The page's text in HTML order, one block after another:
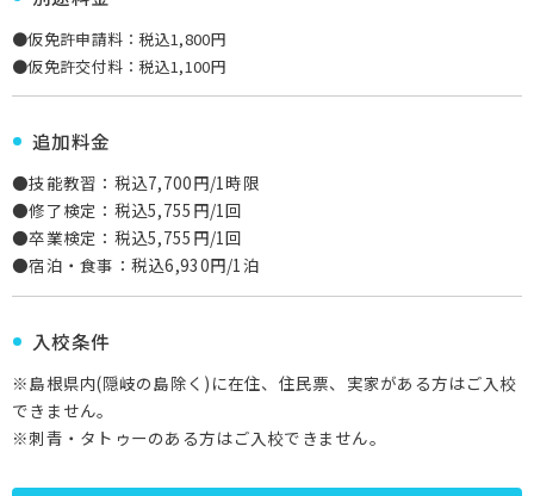
●仮免許申請料：税込1,800円
●仮免許交付料：税込1,100円
追加料金
●技能教習：税込7,700円/1時限
●修了検定：税込5,755円/1回
●卒業検定：税込5,755円/1回
●宿泊・食事：税込6,930円/1泊
入校条件
※島根県内(隠岐の島除く)に在住、住民票、実家がある方はご入校
できません。
※刺青・タトゥーのある方はご入校できません。